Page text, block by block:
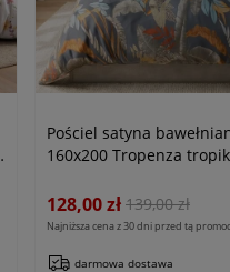
Pościel satyna
160x200 Tropenza
128,00 zł 139,00 zł
Najniższa cena z 30 dni przed tą
darmowa dostawa